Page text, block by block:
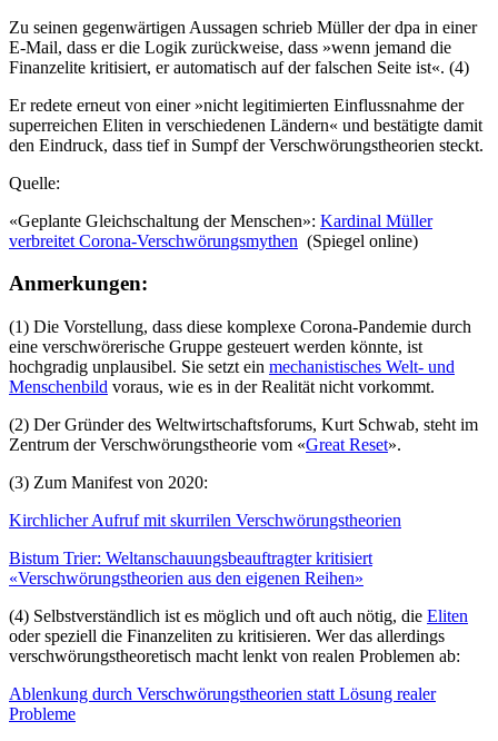
Zu seinen gegenwärtigen Aussagen schrieb Müller der dpa in einer
E-Mail, dass er die Logik zurückweise, dass »wenn jemand die
Finanzelite kritisiert, er automatisch auf der falschen Seite ist«. (4)
Er redete erneut von einer »nicht legitimierten Einflussnahme der
superreichen Eliten in verschiedenen Ländern« und bestätigte damit
den Eindruck, dass tief in Sumpf der Verschwörungstheorien steckt.
Quelle:
«Geplante Gleichschaltung der Menschen»: Kardinal Müller
verbreitet Corona-Verschwörungsmythen (Spiegel online)
Anmerkungen:
(1) Die Vorstellung, dass diese komplexe Corona-Pandemie durch
eine verschwörerische Gruppe gesteuert werden könnte, ist
hochgradig unplausibel. Sie setzt ein mechanistisches Welt- und
Menschenbild voraus, wie es in der Realität nicht vorkommt.
(2) Der Gründer des Weltwirtschaftsforums, Kurt Schwab, steht im
Zentrum der Verschwörungstheorie vom «Great Reset».
(3) Zum Manifest von 2020:
Kirchlicher Aufruf mit skurrilen Verschwörungstheorien
Bistum Trier: Weltanschauungsbeauftragter kritisiert
«Verschwörungstheorien aus den eigenen Reihen»
(4) Selbstverständlich ist es möglich und oft auch nötig, die Eliten
oder speziell die Finanzeliten zu kritisieren. Wer das allerdings
verschwörungstheoretisch macht lenkt von realen Problemen ab:
Ablenkung durch Verschwörungstheorien statt Lösung realer
Probleme